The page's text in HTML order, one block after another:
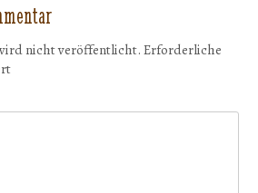
nicht veröffentlicht. Erforderliche